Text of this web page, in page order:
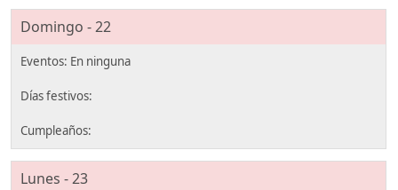
Domingo - 22
Lunes - 23